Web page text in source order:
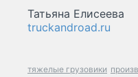
Татьяна Елисеева
truckandroad.ru
тяжелые грузовики